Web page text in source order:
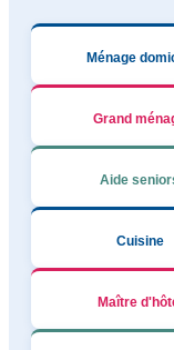
Ménage
Grand
Aide
Cuisine
Maître